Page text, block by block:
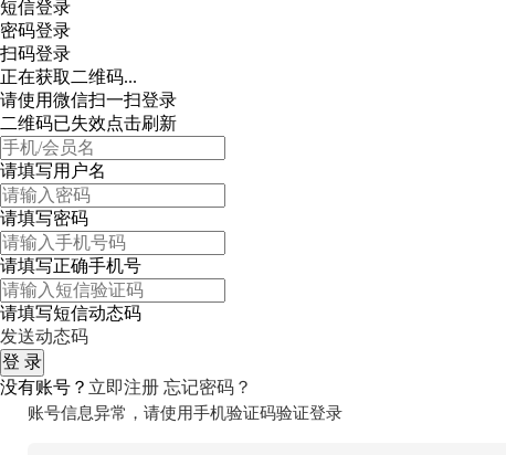
短信登录
密码登录
扫码登录
正在获取二维码...
请使用微信扫一扫登录
二维码已失效点击刷新
请填写用户名
请填写密码
请填写正确手机号
请填写短信动态码
发送动态码
没有账号？ 立即注册 忘记密码？
账号信息异常，请使用手机验证码验证登录